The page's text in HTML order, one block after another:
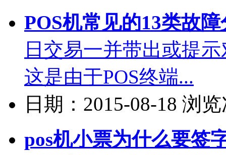
POS机常见的13类故
日交易一并带出或提
这是由于POS终端...
日期：2015-08-18 浏
pos机小票为什么要签